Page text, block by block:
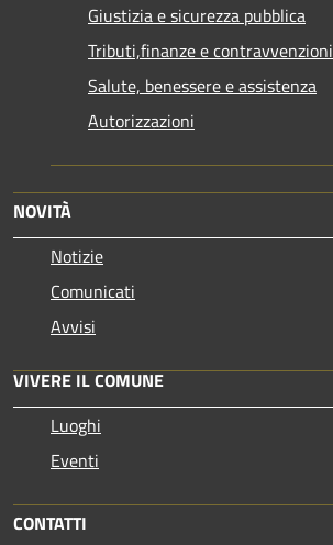
Giustizia e sicurezza pubblica
Tributi,finanze e contravvenzioni
Salute, benessere e assistenza
Autorizzazioni
NOVITÀ
Notizie
Comunicati
Avvisi
VIVERE IL COMUNE
Luoghi
Eventi
CONTATTI